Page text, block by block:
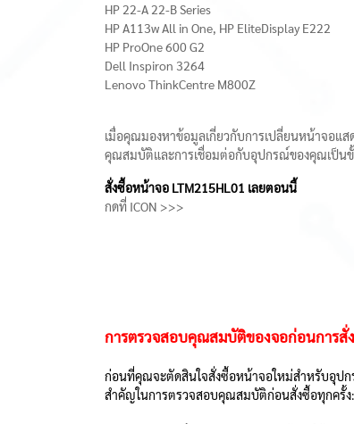
HP 22-A 22-B Series
HP A113w All in One, HP EliteDisplay E222
HP ProOne 600 G2
Dell Inspiron 3264
Lenovo ThinkCentre M800Z
เมื่อคุณมองหาข้อมูลเกี่ยวกับการเปลี่ยนหน้าจอแ
คุณสมบัติและการเชื่อมต่อกับอุปกรณ์ของคุณเป็นขั้
สั่งซื้อหน้าจอ LTM215HL01 เลยตอนนี้
กดที่ ICON >>>
การตรวจสอบคุณสมบัติของจอก่อนการสั่
ก่อนที่คุณจะตัดสินใจสั่งซื้อหน้าจอใหม่สำหรับอุป
สำคัญในการตรวจสอบคุณสมบัติก่อนสั่งซื้อทุกครั้ง: